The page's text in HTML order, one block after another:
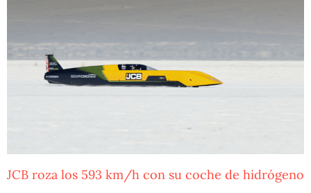
JCB roza los 593 km/h con su coche de hidrógeno